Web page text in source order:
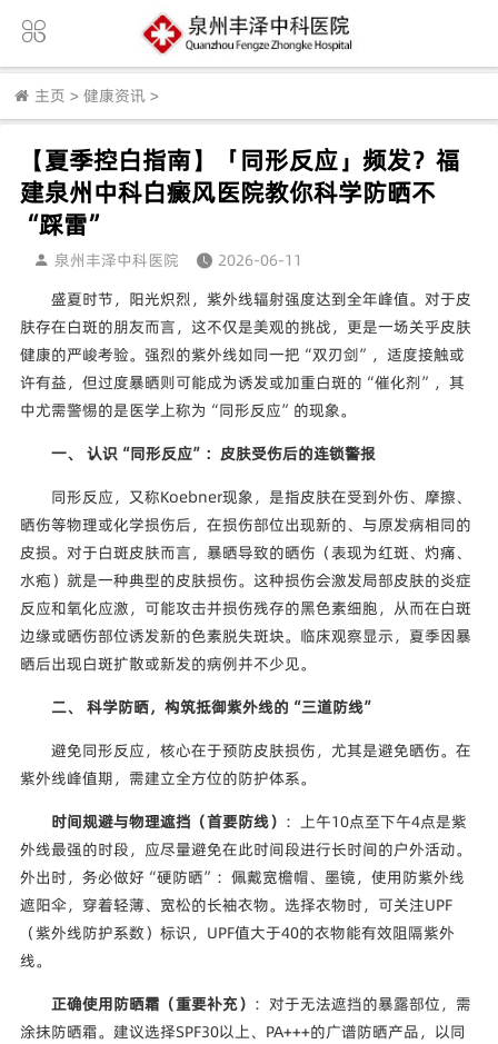
主页 > 健康资讯 >
【夏季控白指南】「同形反应」频发？福
建泉州中科白癜风医院教你科学防晒不
“踩雷”
泉州丰泽中科医院
2026-06-11
盛夏时节，阳光炽烈，紫外线辐射强度达到全年峰值。对于皮
肤存在白斑的朋友而言，这不仅是美观的挑战，更是一场关乎皮肤
健康的严峻考验。强烈的紫外线如同一把“双刃剑”，适度接触或
许有益，但过度暴晒则可能成为诱发或加重白斑的“催化剂”，其
中尤需警惕的是医学上称为“同形反应”的现象。
一、 认识“同形反应”：皮肤受伤后的连锁警报
同形反应，又称Koebner现象，是指皮肤在受到外伤、摩擦、
晒伤等物理或化学损伤后，在损伤部位出现新的、与原发病相同的
皮损。对于白斑皮肤而言，暴晒导致的晒伤（表现为红斑、灼痛、
水疱）就是一种典型的皮肤损伤。这种损伤会激发局部皮肤的炎症
反应和氧化应激，可能攻击并损伤残存的黑色素细胞，从而在白斑
边缘或晒伤部位诱发新的色素脱失斑块。临床观察显示，夏季因暴
晒后出现白斑扩散或新发的病例并不少见。
二、 科学防晒，构筑抵御紫外线的“三道防线”
避免同形反应，核心在于预防皮肤损伤，尤其是避免晒伤。在
紫外线峰值期，需建立全方位的防护体系。
时间规避与物理遮挡（首要防线） ：上午10点至下午4点是紫
外线最强的时段，应尽量避免在此时间段进行长时间的户外活动。
外出时，务必做好“硬防晒”：佩戴宽檐帽、墨镜，使用防紫外线
遮阳伞，穿着轻薄、宽松的长袖衣物。选择衣物时，可关注UPF
（紫外线防护系数）标识，UPF值大于40的衣物能有效阻隔紫外
线。
正确使用防晒霜（重要补充） ：对于无法遮挡的暴露部位，需
涂抹防晒霜。建议选择SPF30以上、PA+++的广谱防晒产品，以同